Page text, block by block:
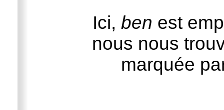
Ici,ben est
nous nous
marquée